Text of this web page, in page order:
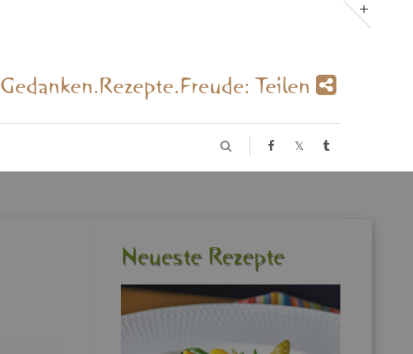
Ge­dan­ken.Re­zep­te.Freu­de: Tei­len
Neu­es­te Re­zep­te